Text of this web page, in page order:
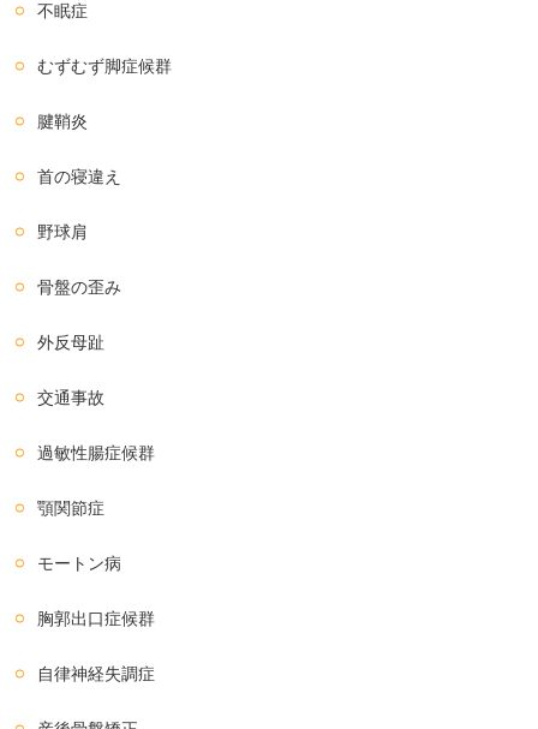
不眠症
むずむず脚症候群
腱鞘炎
首の寝違え
野球肩
骨盤の歪み
外反母趾
交通事故
過敏性腸症候群
顎関節症
モートン病
胸郭出口症候群
自律神経失調症